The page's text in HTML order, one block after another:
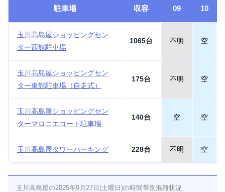
駐車場 収容 09 10
玉川高島屋ショッピングセン
ター西館駐車場
1065台 不明 空
玉川高島屋ショッピングセン
ター東館駐車場（自走式）
175台 不明 空
玉川高島屋ショッピングセン
ターマロニエコート駐車場
140台 空 空
玉川高島屋タワーパーキング 228台 不明 空
玉川高島屋の2025年9月27日(土曜日)の時間帯別混雑状況